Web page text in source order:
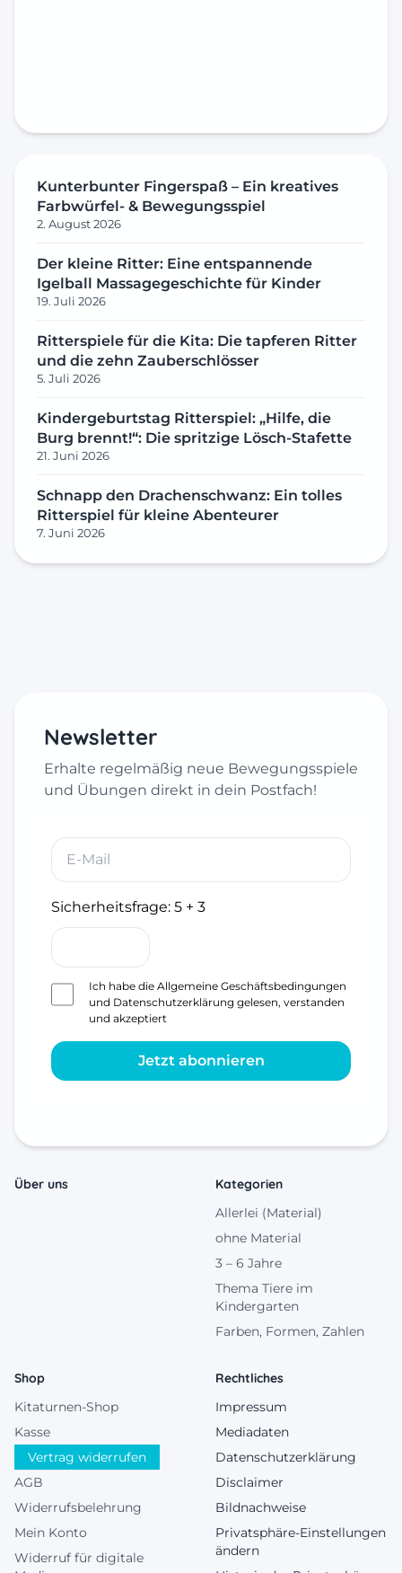
Kunterbunter Fingerspaß – Ein kreatives
Farbwürfel- & Bewegungsspiel
2. August 2026
Der kleine Ritter: Eine entspannende
Igelball Massagegeschichte für Kinder
19. Juli 2026
Ritterspiele für die Kita: Die tapferen Ritter
und die zehn Zauberschlösser
5. Juli 2026
Kindergeburtstag Ritterspiel: „Hilfe, die
Burg brennt!“: Die spritzige Lösch-Stafette
21. Juni 2026
Schnapp den Drachenschwanz: Ein tolles
Ritterspiel für kleine Abenteurer
7. Juni 2026
Newsletter
Erhalte regelmäßig neue Bewegungsspiele
und Übungen direkt in dein Postfach!
Sicherheitsfrage: 5 + 3
Ich habe die Allgemeine Geschäftsbedingungen
und Datenschutzerklärung gelesen, verstanden
und akzeptiert
Jetzt abonnieren
Über uns
Kategorien
Allerlei (Material)
ohne Material
3 – 6 Jahre
Thema Tiere im
Kindergarten
Farben, Formen, Zahlen
Shop
Kitaturnen-Shop
Kasse
Vertrag widerrufen
AGB
Widerrufsbelehrung
Mein Konto
Widerruf für digitale
Rechtliches
Impressum
Mediadaten
Datenschutzerklärung
Disclaimer
Bildnachweise
Privatsphäre-Einstellungen
ändern